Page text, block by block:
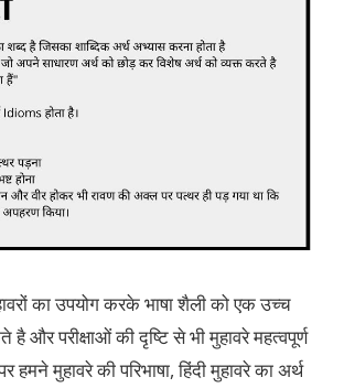
का उपयोग करके भाषा शैली को एक उच्च
और परीक्षाओं की दृष्टि से भी मुहावरे महत्वपूर्ण
मुहावरे की परिभाषा, हिंदी मुहावरे का अर्थ